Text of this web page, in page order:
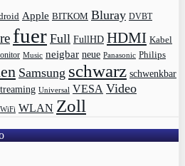
Apple BITKOM Bluray DVBT
fuer Full FullHD HDMI Kabel
Music neigbar neue Panasonic Philips
Samsung schwarz schwenkbar
Universal VESA Video
WiFi WLAN Zoll